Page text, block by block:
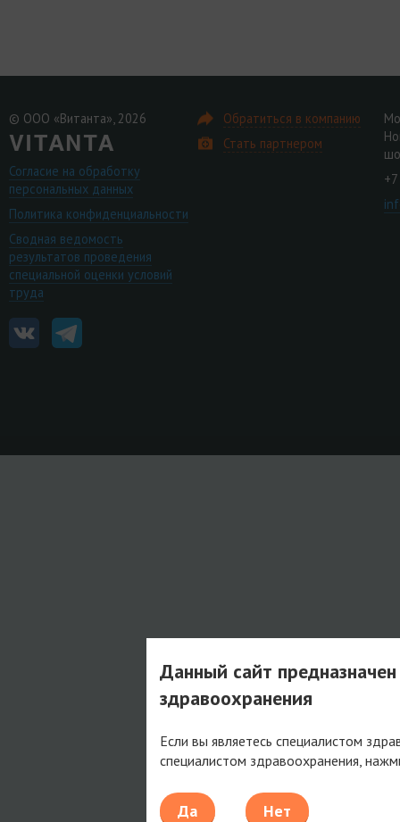
© ООО «Витанта», 2026
Согласие на обработку
персональных данных
Политика конфиденциальности
Сводная ведомость
результатов проведения
специальной оценки условий
труда
Обратиться в компанию
Стать партнером
Данный сайт
здравоохранения
Если вы являетесь специалистом
специалистом здравоохранения,
Да Нет